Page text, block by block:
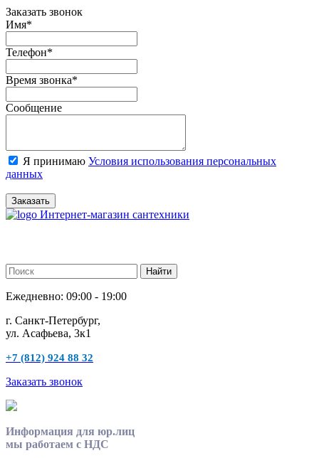
Заказать звонок
Имя*
Телефон*
Время звонка*
Сообщение
Я принимаю Условия использования персональных
данных
Заказать
Интернет-магазин сантехники
Ежедневно: 09:00 - 19:00
г. Санкт-Петербург,
ул. Асафьева, 3к1
+7 (812) 924 88 32
Заказать звонок
Информация для юр.лиц
мы работаем с НДС